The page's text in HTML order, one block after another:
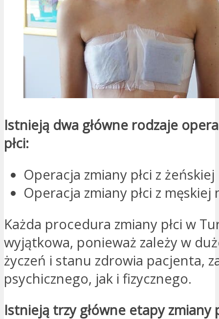
Istnieją dwa główne rodzaje
płci:
Operacja zmiany płci z
Operacja zmiany płci z męskiej
Każda procedura zmiany płci w
wyjątkowa, ponieważ zależy w
życzeń i stanu zdrowia pacjenta,
psychicznego, jak i fizycznego.
Istnieją trzy główne etapy zmiany